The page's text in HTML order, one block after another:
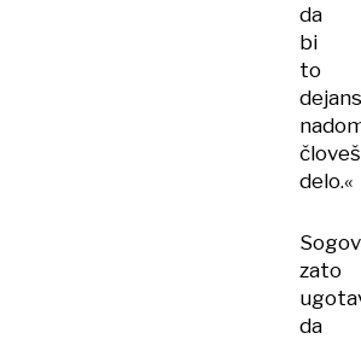
da
bi
to
delo.«
zato
da